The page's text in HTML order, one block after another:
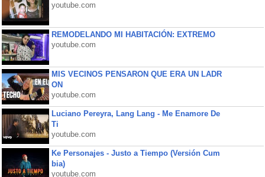
youtube.com
REMODELANDO MI HABITACIÓN: EXTREMO
youtube.com
MIS VECINOS PENSARON QUE ERA UN LADR
ON
youtube.com
Luciano Pereyra, Lang Lang - Me Enamore De
Ti
youtube.com
Ke Personajes - Justo a Tiempo (Versión Cum
bia)
youtube.com